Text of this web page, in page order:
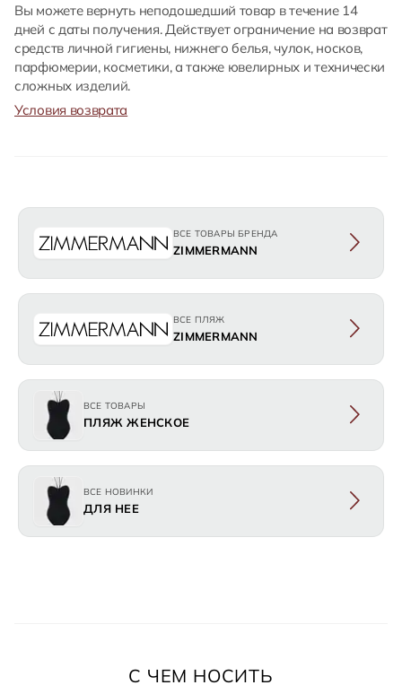
Вы можете вернуть неподошедший товар в течение 14
дней с даты получения. Действует ограничение на возврат
средств личной гигиены, нижнего белья, чулок, носков,
парфюмерии, косметики, а также ювелирных и технически
сложных изделий.
Условия возврата
ВСЕ ТОВАРЫ БРЕНДА
ZIMMERMANN
ВСЕ ПЛЯЖ
ZIMMERMANN
ВСЕ ТОВАРЫ
ПЛЯЖ ЖЕНСКОЕ
ВСЕ НОВИНКИ
ДЛЯ НЕЕ
С ЧЕМ НОСИТЬ